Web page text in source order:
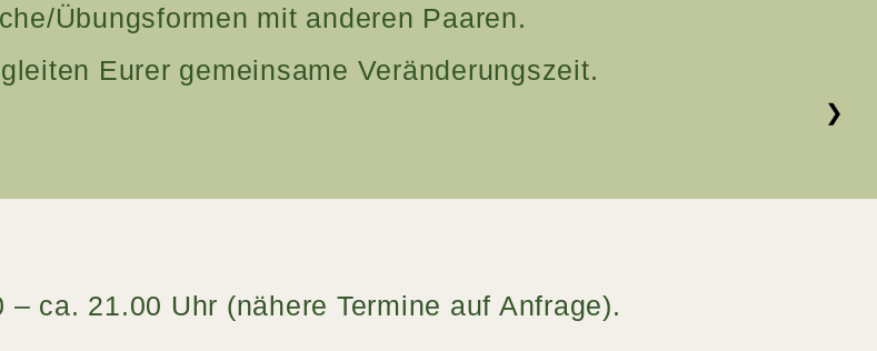
❯
Übungsformen mit anderen Paaren.
Eurer gemeinsame Veränderungszeit.
ca. 21.00 Uhr (nähere Termine auf Anfrage).